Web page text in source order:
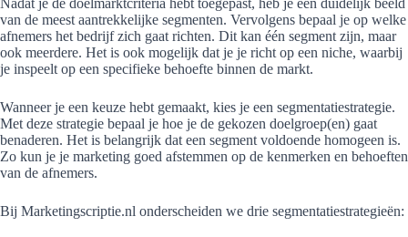
Nadat je de doelmarktcriteria hebt toegepast, heb je een duidelijk beeld
van de meest aantrekkelijke segmenten. Vervolgens bepaal je op welke
afnemers het bedrijf zich gaat richten. Dit kan één segment zijn, maar
ook meerdere. Het is ook mogelijk dat je je richt op een niche, waarbij
je inspeelt op een specifieke behoefte binnen de markt.
Wanneer je een keuze hebt gemaakt, kies je een segmentatiestrategie.
Met deze strategie bepaal je hoe je de gekozen doelgroep(en) gaat
benaderen. Het is belangrijk dat een segment voldoende homogeen is.
Zo kun je je marketing goed afstemmen op de kenmerken en behoeften
van de afnemers.
Bij Marketingscriptie.nl onderscheiden we drie segmentatiestrategieën: